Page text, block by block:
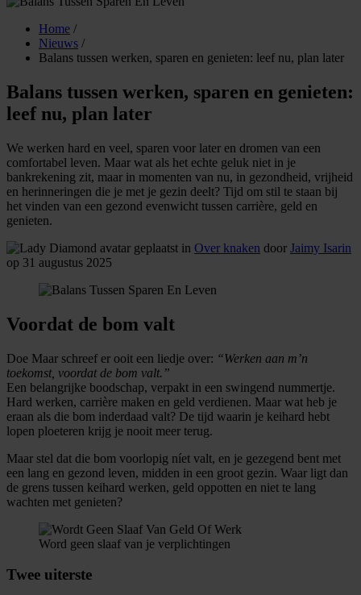
Home /
Nieuws /
Balans tussen werken, sparen en genieten: leef nu, plan later
Balans tussen werken, sparen en genieten:
leef nu, plan later
We werken hard en veel, sparen voor later en dromen van een
comfortabel leven. Maar wat als het echte geluk niet in je
bankrekening zit, maar in momenten van nu, in gezondheid, vrijheid
en herinneringen die je met je gezin deelt? Tijd om stil te staan bij
het vinden van een gezond evenwicht tussen carrière, geld en
genieten.
geplaatst in Over knaken door Jaimy Isarin
op 31 augustus 2025
Voordat de bom valt
Doe Maar schreef er ooit een liedje over: “Werken aan m’n
toekomst, voordat de bom valt.”
Een belangrijke boodschap, verpakt in een swingend nummertje.
Hard werken, carrière maken en geld verdienen. Maar wat heb je
eraan als die bom inderdaad valt? De tijd waarin je keihard hebt
lopen ploeteren krijg je nooit meer terug.
Maar stel dat die bom voorlopig níet valt, en je gezegend bent met
een lang en gezond leven, midden in een groot gezin. Waar ligt dan
de grens tussen keihard werken, geld oppotten en niet te lang
wachten met genieten?
Word geen slaaf van je verplichtingen
Twee uiterste